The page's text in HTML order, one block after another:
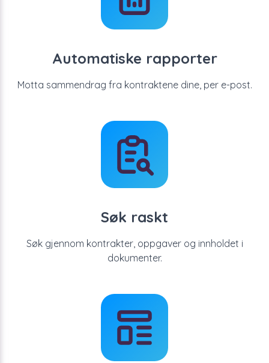
Automatiske rapporter
Motta sammendrag fra kontraktene dine, per e-post.
Søk raskt
Søk gjennom kontrakter, oppgaver og innholdet i
dokumenter.